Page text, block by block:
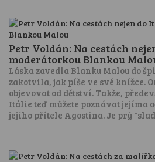
Petr Voldán: Na cestách
moderátorkou Blankou
Láska zavedla Blanku Malou do
zakotvila, jak píše ve své knížce.
objevovat od dětství. Takže,
Itálie teď můžete poznávat jejíma
jejího přítele Agostina. Je prý